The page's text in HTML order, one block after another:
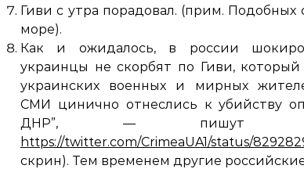
Гиви с утра порадовал. (прим.
море).
Как и ожидалось, в россии
украинцы не скорбят по Гиви,
украинских военных и мирных
СМИ цинично отнеслись к убийству
ДНР”, — пишут
https://twitter.com/CrimeaUA1/status/
скрин). Тем временем другие